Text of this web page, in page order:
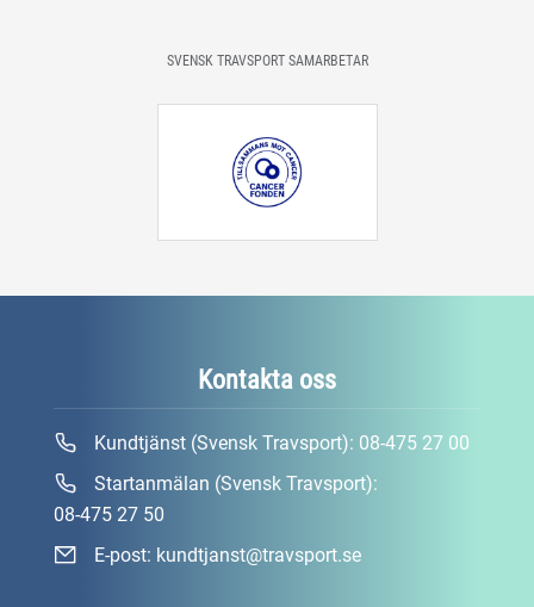
SVENSK TRAVSPORT SAMARBETAR
Kontakta oss
Kundtjänst (Svensk Travsport): 08-475 27 00
Startanmälan (Svensk Travsport):
08-475 27 50
E-post: kundtjanst@travsport.se